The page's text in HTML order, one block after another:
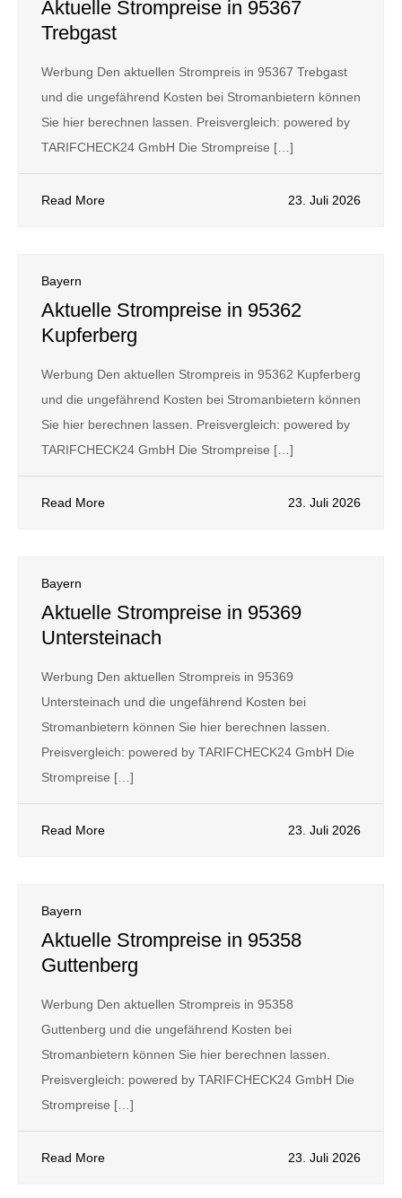
Aktuelle Strompreise in 95367
Trebgast
Werbung Den aktuellen Strompreis in 95367 Trebgast
und die ungefährend Kosten bei Stromanbietern können
Sie hier berechnen lassen. Preisvergleich: powered by
TARIFCHECK24 GmbH Die Strompreise […]
Read More 23. Juli 2026
Bayern
Aktuelle Strompreise in 95362
Kupferberg
Werbung Den aktuellen Strompreis in 95362 Kupferberg
und die ungefährend Kosten bei Stromanbietern können
Sie hier berechnen lassen. Preisvergleich: powered by
TARIFCHECK24 GmbH Die Strompreise […]
Read More 23. Juli 2026
Bayern
Aktuelle Strompreise in 95369
Untersteinach
Werbung Den aktuellen Strompreis in 95369
Untersteinach und die ungefährend Kosten bei
Stromanbietern können Sie hier berechnen lassen.
Preisvergleich: powered by TARIFCHECK24 GmbH Die
Strompreise […]
Read More 23. Juli 2026
Bayern
Aktuelle Strompreise in 95358
Guttenberg
Werbung Den aktuellen Strompreis in 95358
Guttenberg und die ungefährend Kosten bei
Stromanbietern können Sie hier berechnen lassen.
Preisvergleich: powered by TARIFCHECK24 GmbH Die
Strompreise […]
Read More 23. Juli 2026